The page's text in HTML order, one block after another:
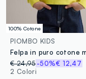
100% Cotone
PIOMBO KIDS
€ 24,95-50%€ 12,47
2 Colori